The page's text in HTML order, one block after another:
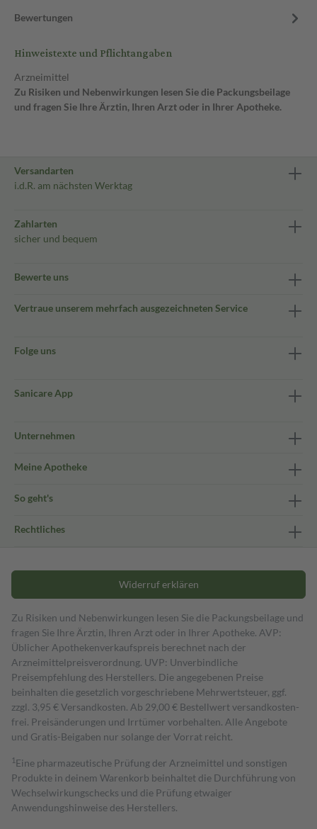
Bewertungen
Hinweistexte und Pflichtangaben
Arzneimittel
Zu Risiken und Nebenwirkungen lesen Sie die Packungsbeilage
und fragen Sie Ihre Ärztin, Ihren Arzt oder in Ihrer Apotheke.
Versandarten
i.d.R. am nächsten Werktag
Zahlarten
sicher und bequem
Bewerte uns
Vertraue unserem mehrfach ausgezeichneten Service
Folge uns
Sanicare App
Unternehmen
Meine Apotheke
So geht's
Rechtliches
Widerruf erklären
Zu Risiken und Nebenwirkungen lesen Sie die Packungsbeilage und
fragen Sie Ihre Ärztin, Ihren Arzt oder in Ihrer Apotheke. AVP:
Üblicher Apothekenverkaufspreis berechnet nach der
Arzneimittelpreisverordnung. UVP: Unverbindliche
Preisempfehlung des Herstellers. Die angegebenen Preise
beinhalten die gesetzlich vorgeschriebene Mehrwertsteuer, ggf.
zzgl. 3,95 € Versandkosten. Ab 29,00 € Bestell­wert versand­kosten­
frei. Preisänderungen und Irrtümer vorbehalten. Alle Angebote
und Gratis-Beigaben nur solange der Vorrat reicht.
1 Eine pharmazeutische Prüfung der Arzneimittel und sonstigen
Produkte in deinem Warenkorb beinhaltet die Durchführung von
Wechselwirkungschecks und die Prüfung etwaiger
Anwendungshinweise des Herstellers.